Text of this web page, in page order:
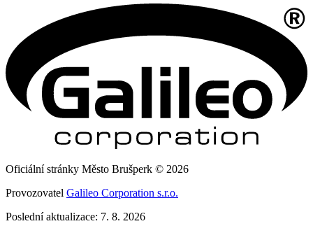
Oficiální stránky Město Brušperk © 2026
Provozovatel Galileo Corporation s.r.o.
Poslední aktualizace: 7. 8. 2026